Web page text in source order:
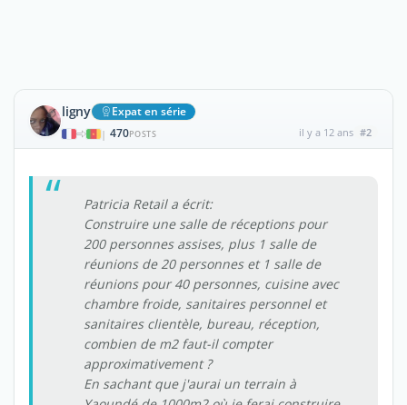
ligny Expat en série
| 470POSTS il y a 12 ans #2
Patricia Retail a écrit:
Construire une salle de réceptions pour
200 personnes assises, plus 1 salle de
réunions de 20 personnes et 1 salle de
réunions pour 40 personnes, cuisine avec
chambre froide, sanitaires personnel et
sanitaires clientèle, bureau, réception,
combien de m2 faut-il compter
approximativement ?
En sachant que j'aurai un terrain à